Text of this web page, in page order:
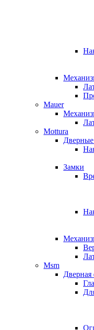
Mauer
Mottura
Замки
Msm
Дверная